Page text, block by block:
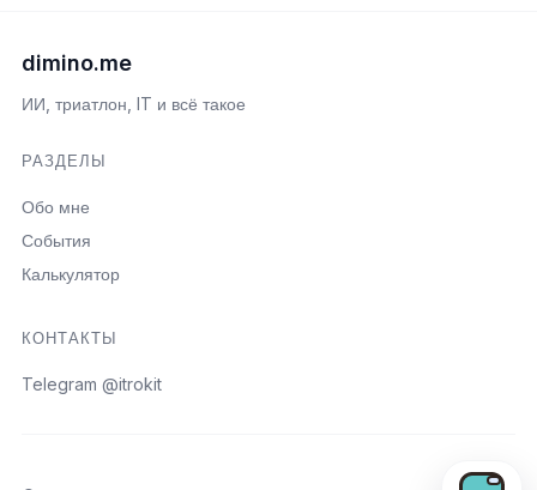
dimino.me
ИИ, триатлон, IT и всё такое
РАЗДЕЛЫ
Обо мне
События
Калькулятор
КОНТАКТЫ
Telegram @itrokit
Открыть